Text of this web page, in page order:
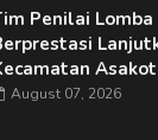
Penilai
August 07, 2026